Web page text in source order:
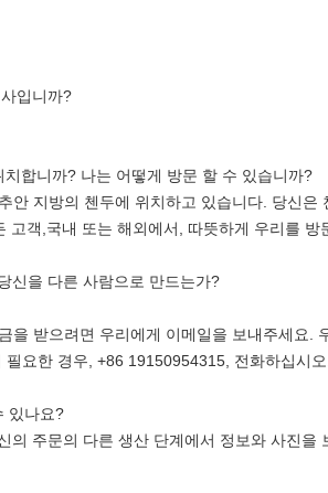
입니까?
합니까? 나는 어떻게 방문 할 수 있습니까?
안 지방의 첸두에 위치하고 있습니다. 당신
고객,국내 또는 해외에서, 따뜻하게 우리를 방
신을 다른 사람으로 만드는가?
을 받으려면 우리에게 이메일을 보내주세요
필요한 경우, +86 19150954315, 전화하십시
있나요?
의 주문의 다른 생산 단계에서 정보와 사진을